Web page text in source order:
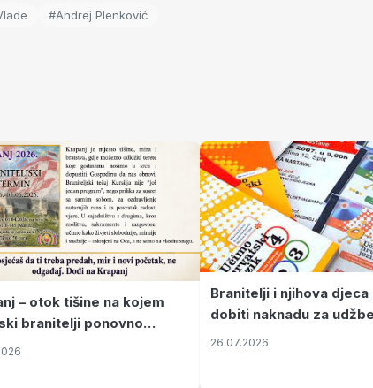
#Andrej Plenković
– otok tišine na kojem
branitelji ponovno
mir
Branitelji i njihova djeca
dobiti naknadu za
zahtjevi se podnose do
26.07.2026